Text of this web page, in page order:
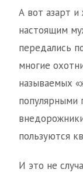
А вот азарт и
настоящим
передались
многие
называемых
популярными
пользуются
И это не